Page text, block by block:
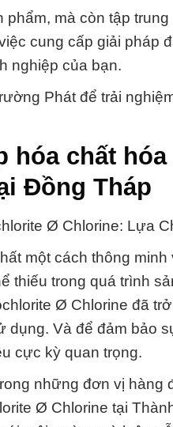
mà còn tập
cung cấp giải pháp
nghiệp của bạn.
Phát để trải
hóa chất
Đồng Tháp
Ø Chlorine: Lựa
một cách thông
thiếu trong quá trình
Ø Chlorine đã
Và để đảm bảo
cực kỳ quan trọng.
những đơn vị hàng
Ø Chlorine tại